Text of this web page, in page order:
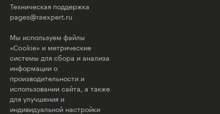
Техническая поддержка
pages@raexpert.ru
Мы используем файлы
«Cookie» и метрические
системы для сбора и анализа
информации о
производительности и
использовании сайта, а также
для улучшения и
индивидуальной настройки